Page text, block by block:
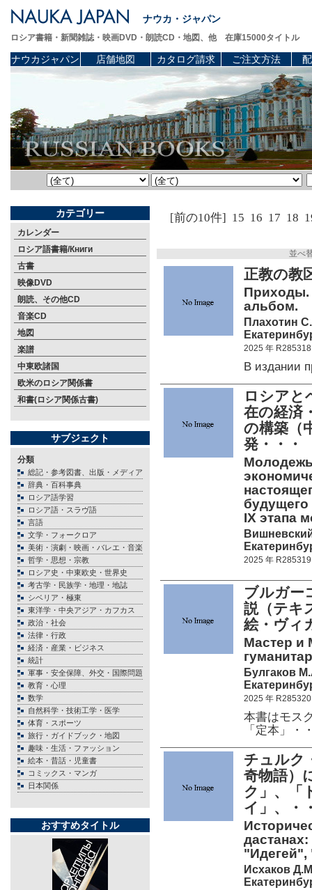
ナウカ・ジャパン
ロシア書籍・新聞雑誌・映画DVD・朗読CD・地図、他 在庫15000タイトル
ナウカジャパン 店舗地図 カタログ請求 ご注文方法
カテゴリー
カレンダー
ロシア語書籍/Книги
古書
映像DVD
朗読、その他CD
音楽CD
地図
楽譜
中東欧諸国
欧米のロシア関係書
和書(ロシア関係古書)
サブジェクト
分類
総記・参考図書、出版・メディア
辞典・百科事典
ロシア語学習
ロシア語・スラヴ語
言語
文学・フォークロア
美術・演劇・映画・バレエ・音楽
哲学・思想・宗教
ロシア史・中東欧史・世界史
考古学・民族学・地理・地誌
シベリア・極東
東洋学・中央アジア・カフカス
政治・社会
法律・行政
経済・産業・ビジネス
統計
軍事・安全保障、外交・国際問題
教育・心理
数学
自然科学・技術工学・医学
体育・スポーツ
旅行・ガイドブック・地図
趣味・生活・ファッション
絵本・昔話・児童書
コミックス・マンガ
日本関係
おすすめタイトル
[前の10件] 15 16 17 18
並べ
正教の
Приходы.
альбом.
Плахотин
2025 年 R285318
В издании
ロシア
在の経済
の構築（
発・・・
будущего
IX этапа
2025 年 R285319
ブルガ
説（テキ
絵・ヴィ
Мастер и
Булгаков
2025 年 R285320
本書はモス
「定本」・
チュルク
奇物語）
ク」、「
イ」、・
"Идегей",
Исхаков